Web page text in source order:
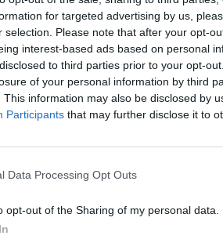
for targeted advertising by us,
selection. Please note that after your opt-
interest-based ads based on personal
to third parties prior to your opt-
of your personal information by third
This information may also be disclosed by
Participants that may further disclose it to
Data Processing Opt Outs
opt-out of the Sharing of my personal data.
skaudžią realybę
Verslas Laidos
00:55:27
forum“: kokią
piliečius siekti
Nors V.